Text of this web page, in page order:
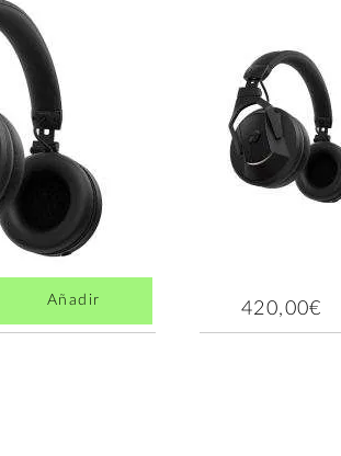
Añadir 420,00€